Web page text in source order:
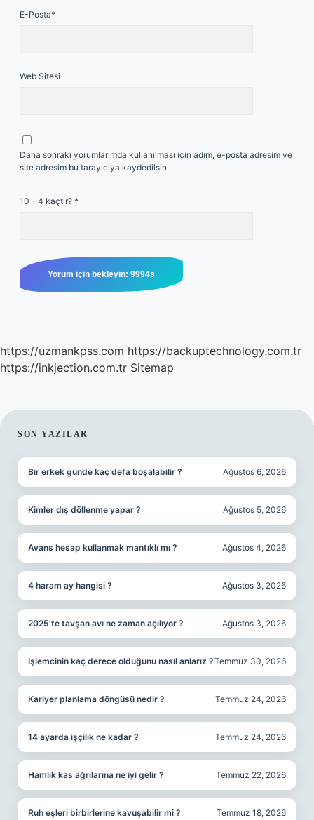
E-Posta*
Web Sitesi
Daha sonraki yorumlarımda kullanılması için adım, e-posta adresim ve
site adresim bu tarayıcıya kaydedilsin.
10 - 4 kaçtır? *
https://uzmankpss.com https://backuptechnology.com.tr
https://inkjection.com.tr Sitemap
SIDEBAR
SON YAZILAR
Bir erkek günde kaç defa boşalabilir ? Ağustos 6, 2026
Kimler dış döllenme yapar ? Ağustos 5, 2026
Avans hesap kullanmak mantıklı mı ? Ağustos 4, 2026
4 haram ay hangisi ? Ağustos 3, 2026
2025’te tavşan avı ne zaman açılıyor ? Ağustos 3, 2026
İşlemcinin kaç derece olduğunu nasıl anlarız ?Temmuz 30, 2026
Kariyer planlama döngüsü nedir ? Temmuz 24, 2026
14 ayarda işçilik ne kadar ? Temmuz 24, 2026
Hamlık kas ağrılarına ne iyi gelir ? Temmuz 22, 2026
Ruh eşleri birbirlerine kavuşabilir mi ? Temmuz 18, 2026